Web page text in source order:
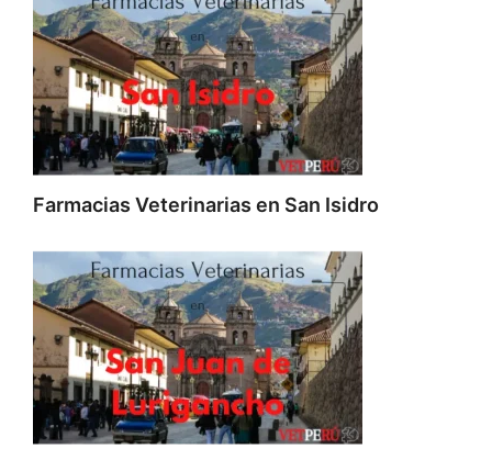
Farmacias Veterinarias en San Isidro